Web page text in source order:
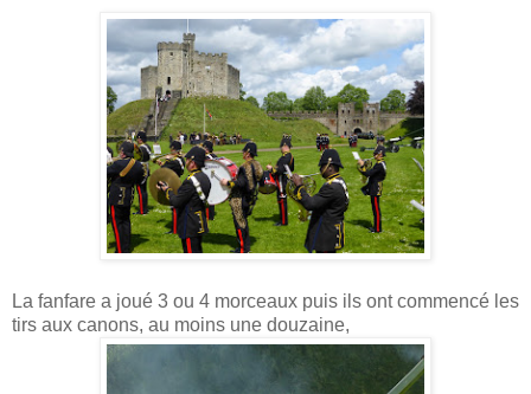
La fanfare a joué 3 ou 4 morceaux puis ils ont commencé les
tirs aux canons, au moins une douzaine,